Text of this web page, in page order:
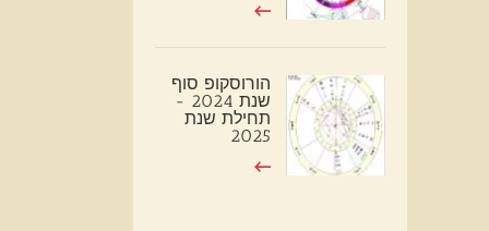
הורוסקופ סוף
שנת 2024 -
תחילת שנת
2025